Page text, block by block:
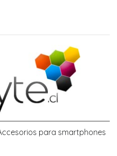
para smartphones